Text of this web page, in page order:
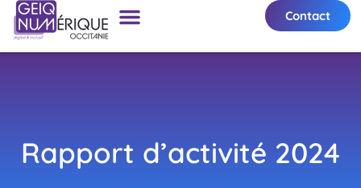
Contact
Rapport d’activité 2024